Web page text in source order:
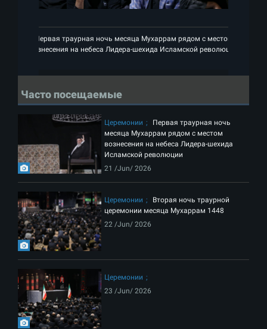
Первая траурная ночь месяца Мухаррам рядом с местом
вознесения на небеса Лидера-шехида Исламской революции
Часто посещаемые
Церемонии
Первая траурная ночь
месяца Мухаррам рядом с местом
вознесения на небеса Лидера-шехида
Исламской революции
21 /Jun/ 2026
Церемонии
Вторая ночь траурной
церемонии месяца Мухаррам 1448
22 /Jun/ 2026
Церемонии
23 /Jun/ 2026